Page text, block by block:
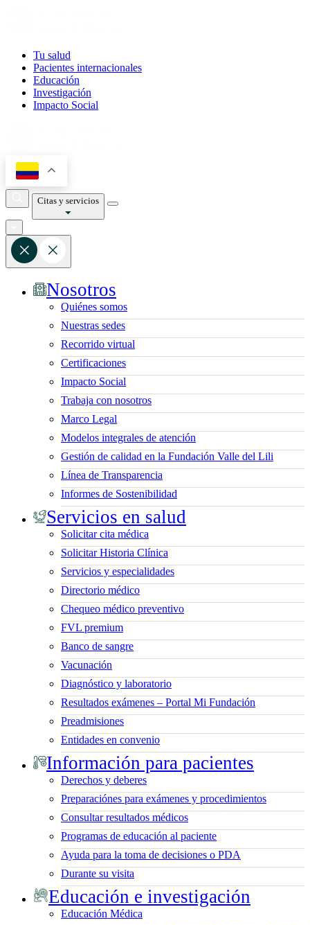
Tu salud
Pacientes internacionales
Educación
Investigación
Impacto Social
Citas y servicios
Nosotros
Quiénes somos
Nuestras sedes
Recorrido virtual
Certificaciones
Impacto Social
Trabaja con nosotros
Marco Legal
Modelos integrales de atención
Gestión de calidad en la Fundación Valle del Lili
Línea de Transparencia
Informes de Sostenibilidad
Servicios en salud
Solicitar cita médica
Solicitar Historia Clínica
Servicios y especialidades
Directorio médico
Chequeo médico preventivo
FVL premium
Banco de sangre
Vacunación
Diagnóstico y laboratorio
Resultados exámenes – Portal Mi Fundación
Preadmisiones
Entidades en convenio
Información para pacientes
Derechos y deberes
Preparaciónes para exámenes y procedimientos
Consultar resultados médicos
Programas de educación al paciente
Ayuda para la toma de decisiones o PDA
Durante su visita
Educación e investigación
Educación Médica